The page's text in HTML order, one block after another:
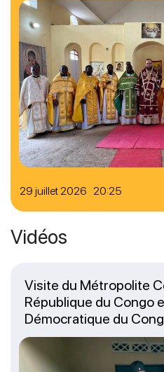
29 juillet 2026 20:25
Vidéos
Visite du Métropolite
République du Congo
Démocratique du